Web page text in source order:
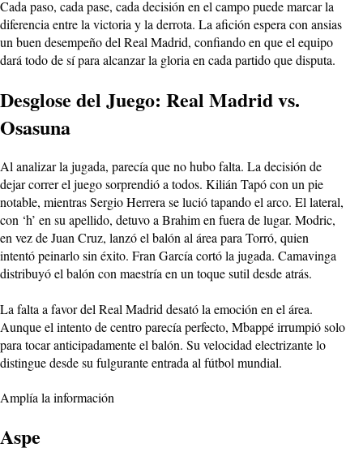
Cada paso, cada pase, cada decisión en el campo puede marcar la
diferencia entre la victoria y la derrota. La afición espera con ansias
un buen desempeño del Real Madrid, confiando en que el equipo
dará todo de sí para alcanzar la gloria en cada partido que disputa.
Desglose del Juego: Real Madrid vs.
Osasuna
Al analizar la jugada, parecía que no hubo falta. La decisión de
dejar correr el juego sorprendió a todos. Kilián Tapó con un pie
notable, mientras Sergio Herrera se lució tapando el arco. El lateral,
con ‘h’ en su apellido, detuvo a Brahim en fuera de lugar. Modric,
en vez de Juan Cruz, lanzó el balón al área para Torró, quien
intentó peinarlo sin éxito. Fran García cortó la jugada. Camavinga
distribuyó el balón con maestría en un toque sutil desde atrás.
La falta a favor del Real Madrid desató la emoción en el área.
Aunque el intento de centro parecía perfecto, Mbappé irrumpió solo
para tocar anticipadamente el balón. Su velocidad electrizante lo
distingue desde su fulgurante entrada al fútbol mundial.
Amplía la información
Aspe